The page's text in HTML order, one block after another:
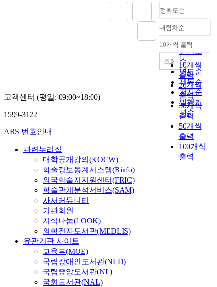
정확도순
정확도
순
인기도
순
연도순
제목순
저자순
발행기
관순
내림차순
내림차순
10개씩 출력
10개씩
출력
20개씩
출력
30개씩
출력
50개씩
출력
100개씩
출력
조회
고객센터 (평일: 09:00~18:00)
1599-3122
ARS 번호안내
관련누리집
대학공개강의(KOCW)
학술정보통계시스템(Rinfo)
외국학술지지원센터(FRIC)
학술관계분석서비스(SAM)
사서커뮤니티
기관회원
지식나눔(LOOK)
의학전자도서관(MEDLIS)
유관기관 사이트
교육부(MOE)
국립장애인도서관(NLD)
국립중앙도서관(NL)
국회도서관(NAL)